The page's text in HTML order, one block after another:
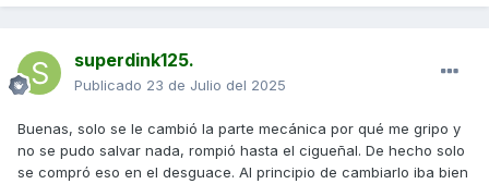
superdink125.
Publicado 23 de Julio del 2025
Buenas, solo se le cambió la parte mecánica por qué me gripo y
no se pudo salvar nada, rompió hasta el cigueñal. De hecho solo
se compró eso en el desguace. Al principio de cambiarlo iba bien